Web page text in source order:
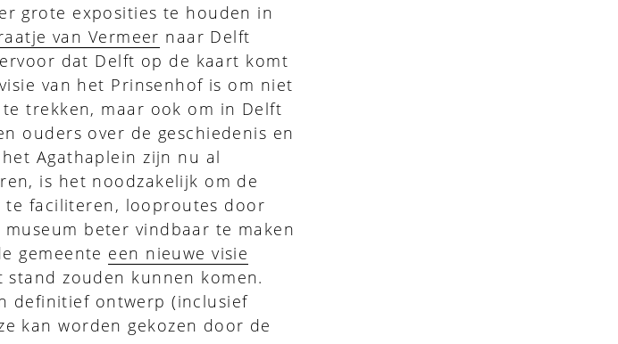
grote exposities te houden in
van Vermeer naar Delft
dat Delft op de kaart komt
van het Prinsenhof is om niet
trekken, maar ook om in Delft
ouders over de geschiedenis en
Agathaplein zijn nu al
is het noodzakelijk om de
faciliteren, looproutes door
beter vindbaar te maken
gemeente een nieuwe visie
zouden kunnen komen.
definitief ontwerp (inclusief
kan worden gekozen door de